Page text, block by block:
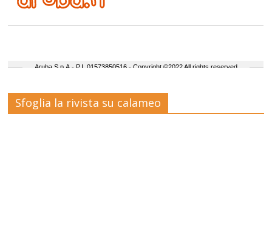
Sfoglia la rivista su calameo